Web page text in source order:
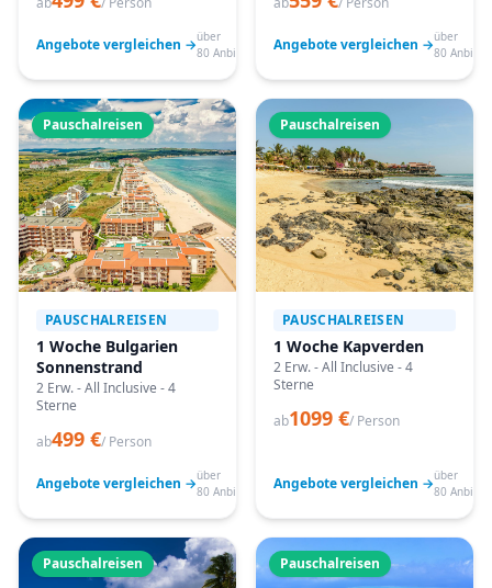
Angebote vergleichen →über
80 Anbieter
Angebote vergleichen →über
80
Pauschalreisen
PAUSCHALREISEN
1 Woche Bulgarien
Sonnenstrand
2 Erw. - All Inclusive - 4
Sterne
ab499 €/ Person
Angebote vergleichen →über
80 Anbieter
Pauschalreisen
PAUSCHALREISEN
1 Woche Kapverden
2 Erw. - All Inclusive - 4
Sterne
ab1099 €/ Person
Angebote vergleichen →über
80
Pauschalreisen Pauschalreisen